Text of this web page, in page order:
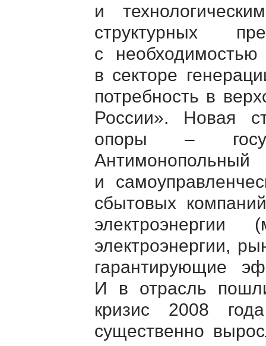
и
структурных
с необходимостью
в секторе
потребность в
России». Новая
опоры –
и
сбытовых
электроэнергии,
гарантирующие
И в отрасль
кризис 2008
существенно